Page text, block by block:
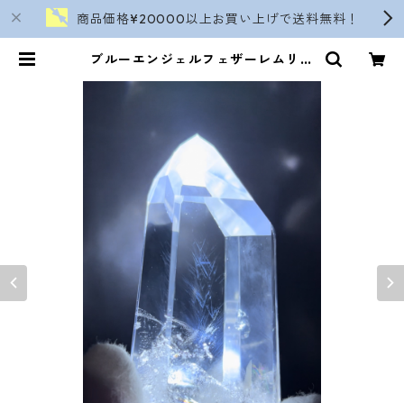
商品価格¥20000以上お買い上げで送料無料！
ブルーエンジェルフェザーレムリア
の販売価格です | soranokinomi